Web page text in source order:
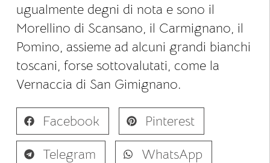
ugualmente degni di nota e sono il
Morellino di Scansano, il Carmignano, il
Pomino, assieme ad alcuni grandi bianchi
toscani, forse sottovalutati, come la
Vernaccia di San Gimignano.
Facebook
Pinterest
Telegram
WhatsApp